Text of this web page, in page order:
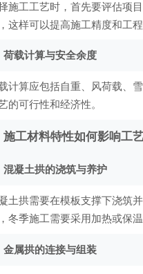
施工工艺时，首先要评估项
这样可以提高施工精度和工
荷载计算与安全余度
计算应包括自重、风荷载、
的可行性和经济性。
施工材料特性如何影响工
混凝土拱的浇筑与养护
土拱需要在模板支撑下浇筑
冬季施工需要采用加热或保温
金属拱的连接与组装